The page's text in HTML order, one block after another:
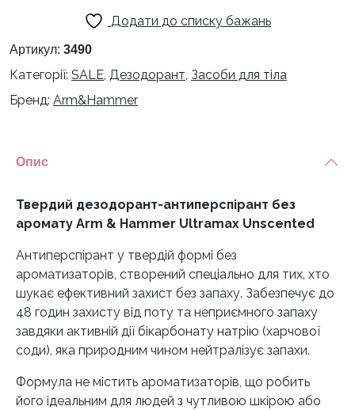
аромату
Hammer
кількість
Додати до списку бажань
Артикул: 3490
Категорії: SALE, Дезодорант, Засоби для тіла
Бренд: Arm&Hammer
Опис
Твердий дезодорант-антиперспірант без
аромату Arm & Hammer Ultramax Unscented
Антиперспірант у твердій формі без
ароматизаторів, створений спеціально для тих, хто
шукає ефективний захист без запаху. Забезпечує до
48 годин захисту від поту та неприємного запаху
завдяки активній дії бікарбонату натрію (харчової
соди), яка природним чином нейтралізує запахи.
Формула не містить ароматизаторів, що робить
його ідеальним для людей з чутливою шкірою або